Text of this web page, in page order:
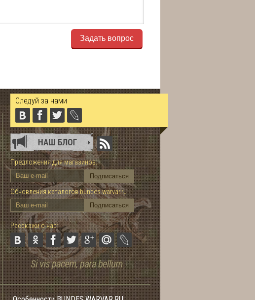
Задать вопрос
Следуй за нами
Предложения для магазинов:
Обновления каталогов bundes.warvar.ru
Расскажи о нас: